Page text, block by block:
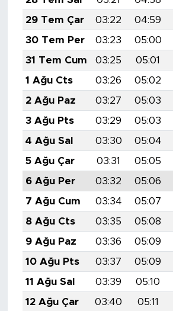
29 Tem Çar
03:22 04:59
30 Tem Per
03:23 05:00
31 Tem Cum
03:25 05:01
1 Ağu Cts
03:26 05:02
2 Ağu Paz
03:27 05:03
3 Ağu Pts
03:29 05:03
4 Ağu Sal
03:30 05:04
5 Ağu Çar
03:31 05:05
6 Ağu Per
03:32 05:06
7 Ağu Cum
03:34 05:07
8 Ağu Cts
03:35 05:08
9 Ağu Paz
03:36 05:09
10 Ağu Pts
03:37 05:09
11 Ağu Sal
03:39 05:10
12 Ağu Çar
03:40 05:11